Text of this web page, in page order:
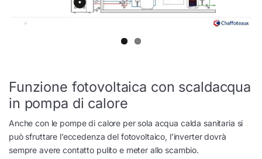
Funzione fotovoltaica con scaldacqua
in pompa di calore
Anche con le pompe di calore per sola acqua calda sanitaria si
può sfruttare l’eccedenza del fotovoltaico, l’inverter dovrà
sempre avere contatto pulito e meter allo scambio.